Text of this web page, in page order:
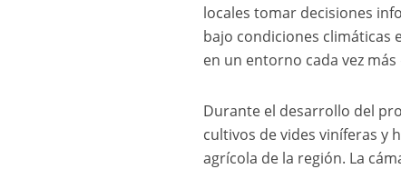
locales tomar decisiones
bajo condiciones climáticas
en un entorno cada vez
Durante el desarrollo del
cultivos de vides viníferas y
agrícola de la región. La